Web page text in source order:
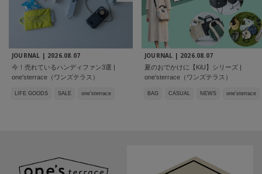
JOURNAL | 2026.08.07
今！売れているハンディファン3選 |
one'sterrace（ワンズテラス）
LIFE GOODS SALE one'sterrace
JOURNAL | 2026.08.07
夏のおでかけに【KiU】シリーズ |
one'sterrace（ワンズテラス）
BAG CASUAL NEWS one'sterrace